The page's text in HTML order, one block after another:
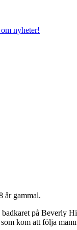
nyheter!
år gammal.
på Beverly
som kom att följa